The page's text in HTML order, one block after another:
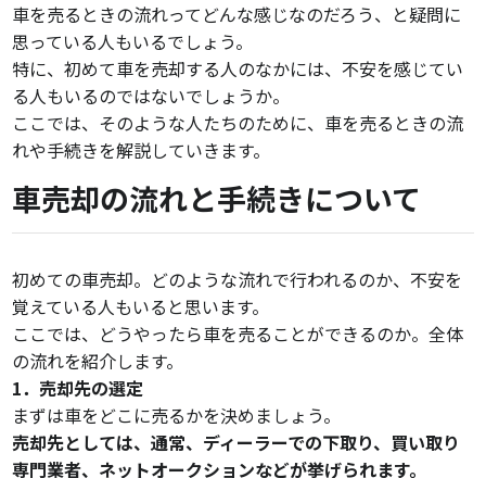
車を売るときの流れってどんな感じなのだろう、と疑問に
思っている人もいるでしょう。
特に、初めて車を売却する人のなかには、不安を感じてい
る人もいるのではないでしょうか。
ここでは、そのような人たちのために、車を売るときの流
れや手続きを解説していきます。
車売却の流れと手続きについて
初めての車売却。どのような流れで行われるのか、不安を
覚えている人もいると思います。
ここでは、どうやったら車を売ることができるのか。全体
の流れを紹介します。
1．売却先の選定
まずは車をどこに売るかを決めましょう。
売却先としては、通常、ディーラーでの下取り、買い取り
専門業者、ネットオークションなどが挙げられます。